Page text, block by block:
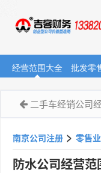
经营范围大全 批发零
二手车经销公司
南京公司注册 > 零售业
防水公司经营范